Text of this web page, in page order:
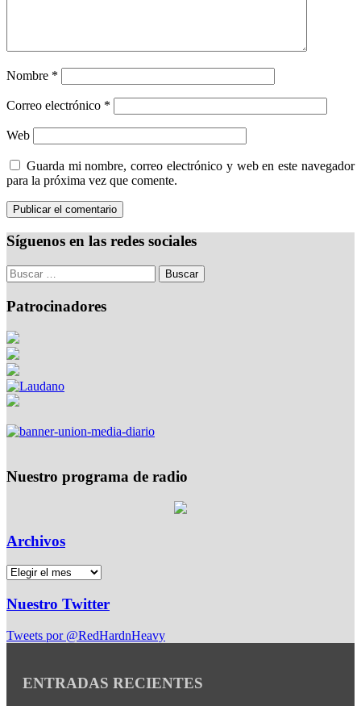
Nombre *
Correo electrónico *
Web
Guarda mi nombre, correo electrónico y web en este navegador
para la próxima vez que comente.
Síguenos en las redes sociales
Patrocinadores
Nuestro programa de radio
Archivos
Nuestro Twitter
Tweets por @RedHardnHeavy
ENTRADAS RECIENTES